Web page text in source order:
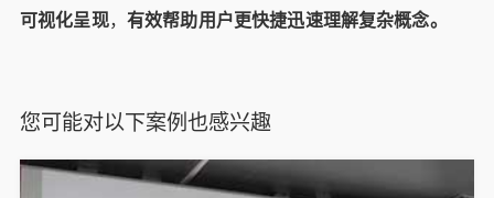
可视化呈现， 有效帮助用户更快捷迅速理解复杂概念。
您可能对以下案例也感兴趣